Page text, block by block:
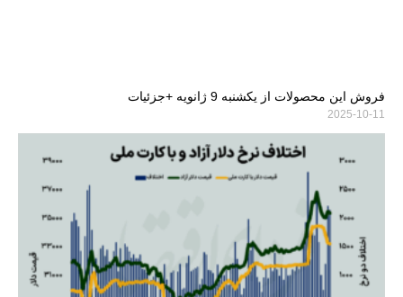
فروش این محصولات از یکشنبه 9 ژانویه +جزئیات
2025-10-11